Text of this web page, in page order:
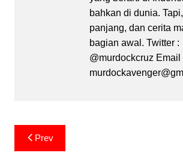
bahkan di dunia.
panjang, dan cerita
bagian awal. Twitter :
@murdockcruz Email
Post
navigation
Prev